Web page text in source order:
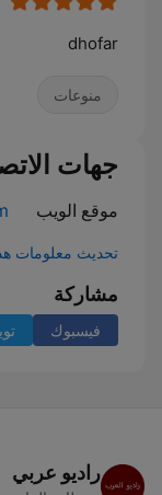
dhofar
منوعات
جهات
موقع الويب
تحديث معلومات
مشاركة
فيسبوك
راديو عربي